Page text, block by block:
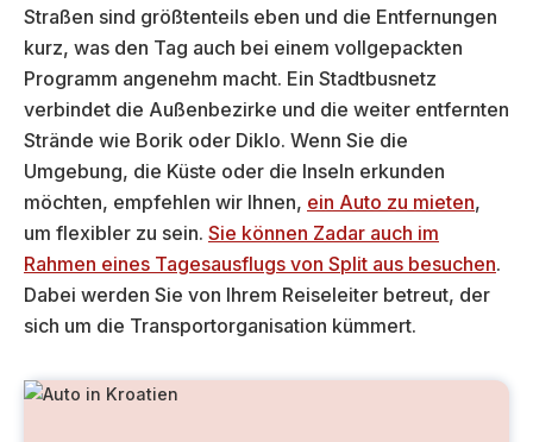
Straßen sind größtenteils eben und die Entfernungen
kurz, was den Tag auch bei einem vollgepackten
Programm angenehm macht. Ein Stadtbusnetz
verbindet die Außenbezirke und die weiter entfernten
Strände wie Borik oder Diklo. Wenn Sie die
Umgebung, die Küste oder die Inseln erkunden
möchten, empfehlen wir Ihnen, ein Auto zu mieten,
um flexibler zu sein. Sie können Zadar auch im
Rahmen eines Tagesausflugs von Split aus besuchen.
Dabei werden Sie von Ihrem Reiseleiter betreut, der
sich um die Transportorganisation kümmert.